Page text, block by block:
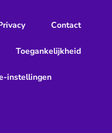
Contact
Toegankelijkheid
instellingen